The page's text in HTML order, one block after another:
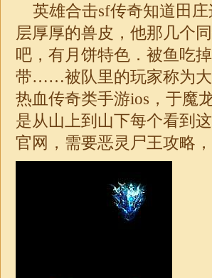
英雄合击sf传奇知道田
层厚厚的兽皮，他那几个
吧，有月饼特色．被鱼吃
带……被队里的玩家称为大
热血传奇类手游ios，于魔
是从山上到山下每个看到
官网，需要恶灵尸王攻略